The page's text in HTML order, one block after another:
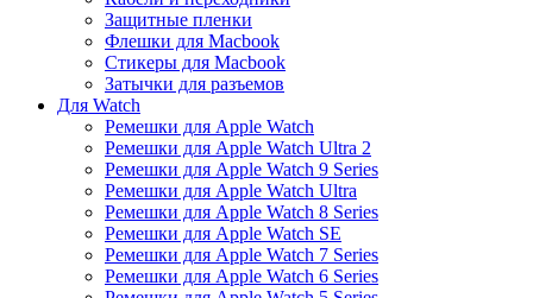
Защитные пленки
Флешки для Macbook
Стикеры для Macbook
Затычки для разъемов
Для Watch
Ремешки для Apple Watch
Ремешки для Apple Watch Ultra 2
Ремешки для Apple Watch 9 Series
Ремешки для Apple Watch Ultra
Ремешки для Apple Watch 8 Series
Ремешки для Apple Watch SE
Ремешки для Apple Watch 7 Series
Ремешки для Apple Watch 6 Series